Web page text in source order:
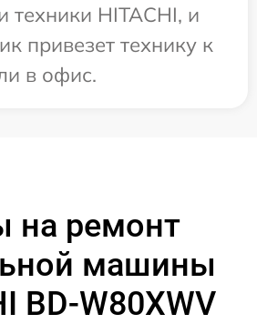
техники HITACHI, и
привезет технику к
в офис.
на ремонт
машины
BD-W80XWV